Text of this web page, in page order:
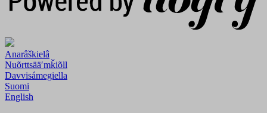
Anarâškielâ
Nuõrttsääʹmǩiõll
Davvisámegiella
Suomi
English